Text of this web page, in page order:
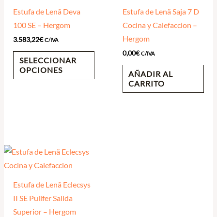
Estufa de Lenã Deva
100 SE – Hergom
3.583,22€ C/IVA
SELECCIONAR
OPCIONES
Estufa de Lenã Saja 7 D
Cocina y Calefaccion –
Hergom
0,00€ C/IVA
AÑADIR AL
CARRITO
Estufa de Lenã Eclecsys
II SE Pulifer Salida
Superior – Hergom